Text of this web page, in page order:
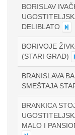
BORISLAV
DELIBLATO
BORIVOJE
(STARI GRAD)
BRANISLAVA
SMEŠTAJA
BRANKICA
MALO I